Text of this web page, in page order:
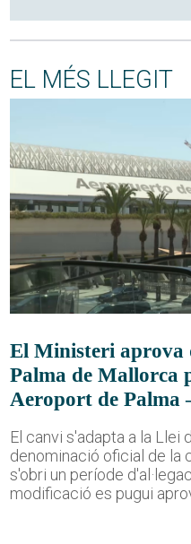
EL MÉS LLEGIT
El Ministeri aprova
Palma de Mallorca
Aeroport de Palma
El canvi s'adapta a la Llei
denominació oficial de la
s'obri un període
modificació es pugui